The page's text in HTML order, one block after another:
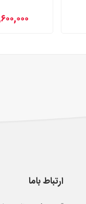
ارتباط باما